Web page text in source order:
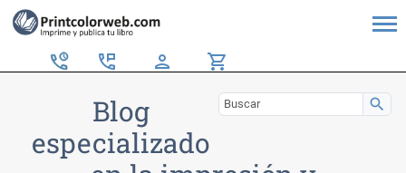
perm_phone_msg person shopping_cart
search
Blog
especializado